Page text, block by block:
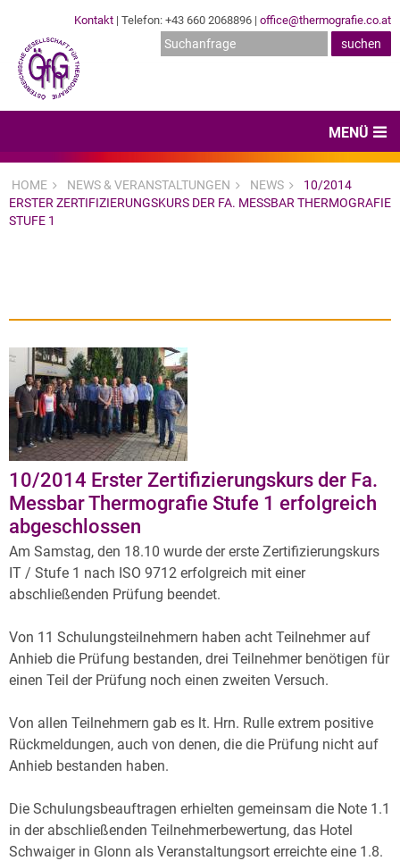
Kontakt | Telefon: +43 660 2068896 | office@thermografie.co.at
MENÜ
News & Veranstaltungen
Hard- & Software
Expertenwissen & Normen
Archiv
Über uns
HOME NEWS & VERANSTALTUNGEN NEWS
10/2014
ERSTER ZERTIFIZIERUNGSKURS DER FA. MESSBAR THERMOGRAFIE
STUFE 1
10/2014 Erster Zertifizierungskurs der Fa.
Messbar Thermografie Stufe 1 erfolgreich
abgeschlossen
Am Samstag, den 18.10 wurde der erste Zertifizierungskurs
IT / Stufe 1 nach ISO 9712 erfolgreich mit einer
abschließenden Prüfung beendet.
Von 11 Schulungsteilnehmern haben acht Teilnehmer auf
Anhieb die Prüfung bestanden, drei Teilnehmer benötigen für
einen Teil der Prüfung noch einen zweiten Versuch.
Von allen Teilnehmern gab es lt. Hrn. Rulle extrem positive
Rückmeldungen, auch von denen, die die Prüfung nicht auf
Anhieb bestanden haben.
Die Schulungsbeauftragen erhielten gemeinsam die Note 1.1
in der abschließenden Teilnehmerbewertung, das Hotel
Schwaiger in Glonn als Veranstaltungsort erreichte eine 1.8.